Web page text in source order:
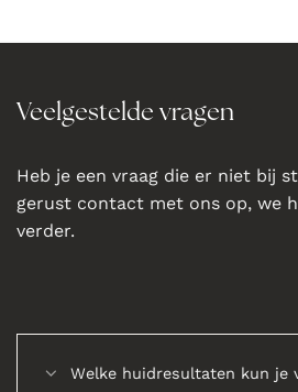
Veelgestelde vragen
Heb je een vraag die er niet bij
gerust contact met ons op, we
verder.
Welke huidresultaten kun je